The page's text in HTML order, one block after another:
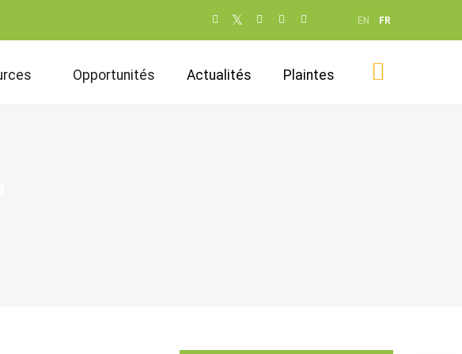
Social
networks
remove)
EN FR
Opportunités Actualités Plaintes